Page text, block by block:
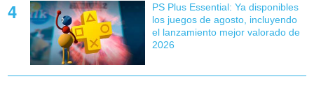
PS Plus Essential: Ya disponibles
los juegos de agosto, incluyendo
el lanzamiento mejor valorado de
2026